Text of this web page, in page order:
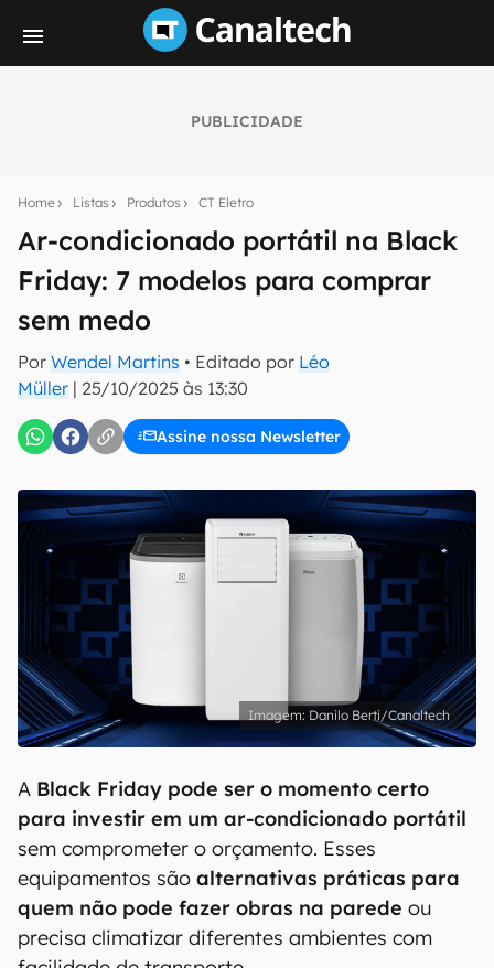
PUBLICIDADE
Home Listas Produtos CT Eletro
Ar-condicionado portátil na Black
Friday: 7 modelos para comprar
sem medo
Por Wendel Martins • Editado por Léo
Müller | 25/10/2025 às 13:30
Assine nossa Newsletter
notícias e reviews sobre tecnologia em primeira
E-mail
inscreva-se
Confirmo que li, aceito e concordo com os Termos de
Uso e Política de Privacidade do Canaltech.
Danilo Berti/Canaltech
A Black Friday pode ser o momento certo
para investir em um ar-condicionado portátil
sem comprometer o orçamento. Esses
equipamentos são alternativas práticas para
quem não pode fazer obras na parede ou
precisa climatizar diferentes ambientes com